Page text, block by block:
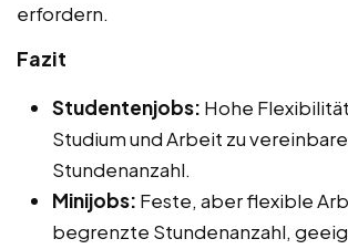
erfordern.
Fazit
Studentenjobs: Hohe
Studium und Arbeit zu
Stundenanzahl.
Minijobs: Feste, aber flexible
begrenzte Stundenanzahl,